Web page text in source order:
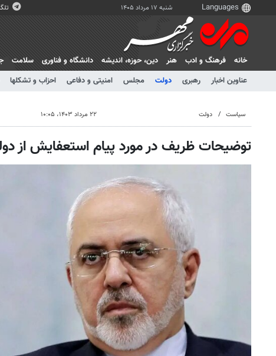
شنبه ۱۷ مرداد ۱۴۰۵
خانه فرهنگ و ادب هنر دين، حوزه، انديشه دانشگاه و فناوری سلامت
عناوین اخبار
رهبری دولت مجلس امنیتی و دفاعی احزاب و تشکلها
سیاست دولت ۲۲ مرداد ۱۴۰۳، ۱۰:۰۵
توضیحات ظریف در مورد پیام استعفایش از